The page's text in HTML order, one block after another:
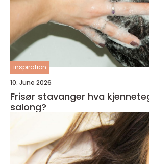
inspiration
10. June 2026
Frisør stavanger hva kjennetegner en god
salong?